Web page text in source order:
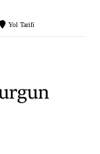
Yol Tarifi